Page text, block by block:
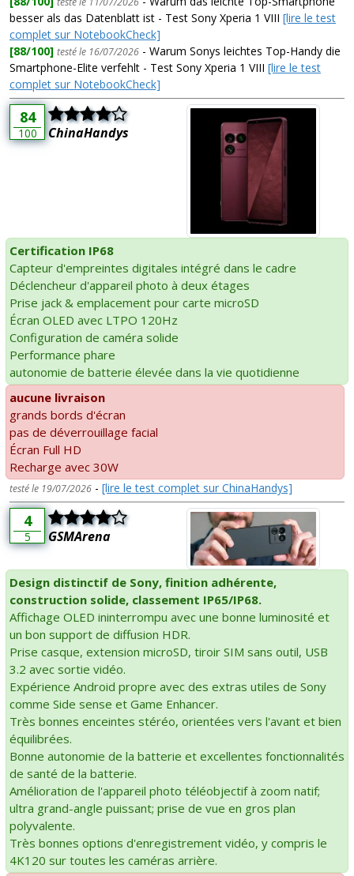
besser als das Datenblatt ist - Test Sony Xperia 1 VIII [lire le test
complet sur NotebookCheck]
[88/100] testé le 16/07/2026 - Warum Sonys leichtes Top-Handy die
Smartphone-Elite verfehlt - Test Sony Xperia 1 VIII [lire le test
complet sur NotebookCheck]
84
100 ChinaHandys
Certification IP68
Capteur d'empreintes digitales intégré dans le cadre
Déclencheur d'appareil photo à deux étages
Prise jack & emplacement pour carte microSD
Écran OLED avec LTPO 120Hz
Configuration de caméra solide
Performance phare
autonomie de batterie élevée dans la vie quotidienne
aucune livraison
grands bords d'écran
pas de déverrouillage facial
Écran Full HD
Recharge avec 30W
testé le 19/07/2026 - [lire le test complet sur ChinaHandys]
4
5 GSMArena
Design distinctif de Sony, finition adhérente,
construction solide, classement IP65/IP68.
Affichage OLED ininterrompu avec une bonne luminosité et
un bon support de diffusion HDR.
Prise casque, extension microSD, tiroir SIM sans outil, USB
3.2 avec sortie vidéo.
Expérience Android propre avec des extras utiles de Sony
comme Side sense et Game Enhancer.
Très bonnes enceintes stéréo, orientées vers l'avant et bien
équilibrées.
Bonne autonomie de la batterie et excellentes fonctionnalités
de santé de la batterie.
Amélioration de l'appareil photo téléobjectif à zoom natif;
ultra grand-angle puissant; prise de vue en gros plan
polyvalente.
Très bonnes options d'enregistrement vidéo, y compris le
4K120 sur toutes les caméras arrière.